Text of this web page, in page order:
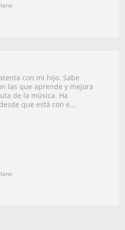
con mi hijo. Sabe
las que aprende y mejora
de la música. Ha
que está con e...